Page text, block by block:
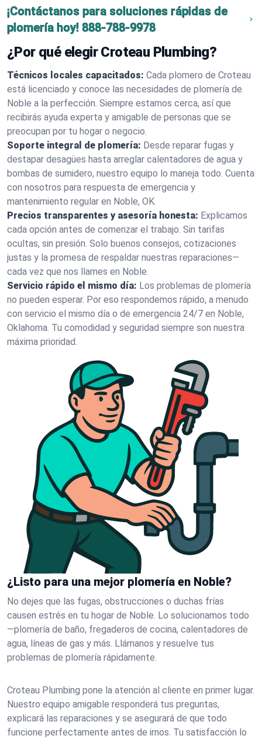
¡Contáctanos para soluciones rápidas de
plomería hoy! 888-788-9978
¿Por qué elegir Croteau Plumbing?
Técnicos locales capacitados: Cada plomero de Croteau
está licenciado y conoce las necesidades de plomería de
Noble a la perfección. Siempre estamos cerca, así que
recibirás ayuda experta y amigable de personas que se
preocupan por tu hogar o negocio.
Soporte integral de plomería: Desde reparar fugas y
destapar desagües hasta arreglar calentadores de agua y
bombas de sumidero, nuestro equipo lo maneja todo. Cuenta
con nosotros para respuesta de emergencia y
mantenimiento regular en Noble, OK.
Precios transparentes y asesoría honesta: Explicamos
cada opción antes de comenzar el trabajo. Sin tarifas
ocultas, sin presión. Solo buenos consejos, cotizaciones
justas y la promesa de respaldar nuestras reparaciones—
cada vez que nos llames en Noble.
Servicio rápido el mismo día: Los problemas de plomería
no pueden esperar. Por eso respondemos rápido, a menudo
con servicio el mismo día o de emergencia 24/7 en Noble,
Oklahoma. Tu comodidad y seguridad siempre son nuestra
máxima prioridad.
¿Listo para una mejor plomería en Noble?
No dejes que las fugas, obstrucciones o duchas frías
causen estrés en tu hogar de Noble. Lo solucionamos todo
—plomería de baño, fregaderos de cocina, calentadores de
agua, líneas de gas y más. Llámanos y resuelve tus
problemas de plomería rápidamente.
Croteau Plumbing pone la atención al cliente en primer lugar.
Nuestro equipo amigable responderá tus preguntas,
explicará las reparaciones y se asegurará de que todo
funcione perfectamente antes de irnos. Tu satisfacción lo